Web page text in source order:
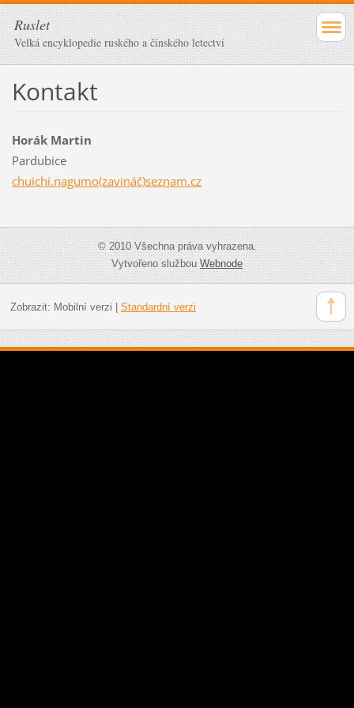
Ruslet
Velká encyklopedie ruského a čínského letectví
Kontakt
Horák Martin
Pardubice
chuichi.nagumo(zavináč)seznam.cz
© 2010 Všechna práva vyhrazena.
Vytvořeno službouWebnode
Zobrazit: Mobilní verzi Standardní verzi